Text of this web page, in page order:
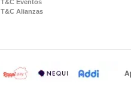
T&C Eventos
T&C Alianzas